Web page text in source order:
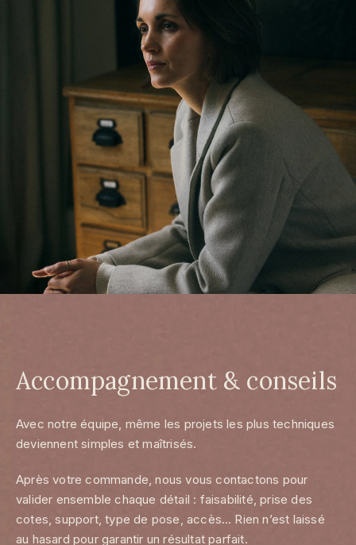
Accompagnement & conseils
Avec notre équipe, même les projets les plus techniques
deviennent simples et maîtrisés.
Après votre commande, nous vous contactons pour
valider ensemble chaque détail : faisabilité, prise des
cotes, support, type de pose, accès… Rien n’est laissé
au hasard pour garantir un résultat parfait.